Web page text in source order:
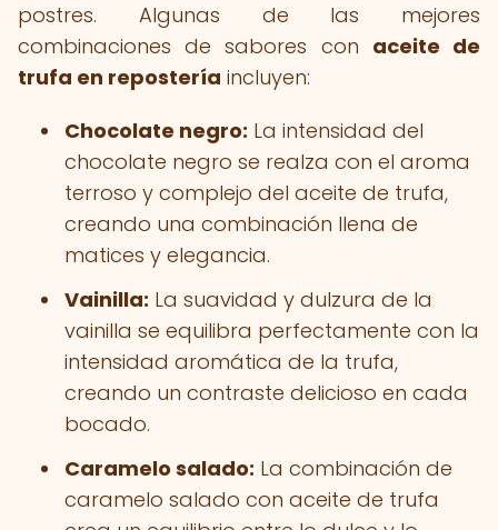
postres. Algunas de las mejores
combinaciones de sabores con aceite de
trufa en repostería incluyen:
Chocolate negro: La intensidad del
chocolate negro se realza con el aroma
terroso y complejo del aceite de trufa,
creando una combinación llena de
matices y elegancia.
Vainilla: La suavidad y dulzura de la
vainilla se equilibra perfectamente con la
intensidad aromática de la trufa,
creando un contraste delicioso en cada
bocado.
Caramelo salado: La combinación de
caramelo salado con aceite de trufa